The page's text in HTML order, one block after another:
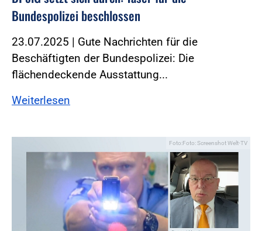
Bundespolizei beschlossen
23.07.2025 | Gute Nachrichten für die
Beschäftigten der Bundespolizei: Die
flächendeckende Ausstattung...
Weiterlesen
Foto:Foto: Screenshot Welt-TV